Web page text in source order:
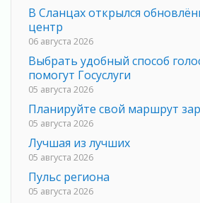
В Сланцах открылся
центр
06 августа 2026
Выбрать удобный способ
помогут Госуслуги
05 августа 2026
Планируйте свой маршрут
05 августа 2026
Лучшая из лучших
05 августа 2026
Пульс региона
05 августа 2026